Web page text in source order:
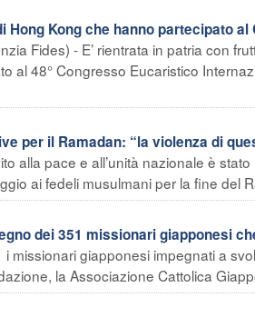
Hong Kong che hanno partecipato
Fides) - E’ rientrata in patria con
al 48° Congresso Eucaristico
per il Ramadan: “la violenza di
alla pace e all’unità nazionale è
ai fedeli musulmani per la fine del
dei 351 missionari giapponesi
missionari giapponesi impegnati a
la Associazione Cattolica